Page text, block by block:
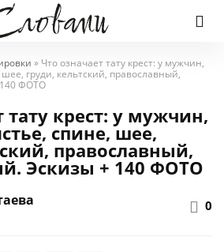
» Что означает тату крест: у мужчин,
груди, кельтский, православный,
140 ФОТО
тату крест: у мужчин,
спине, шее,
православный,
Эскизы + 140 ФОТО
0